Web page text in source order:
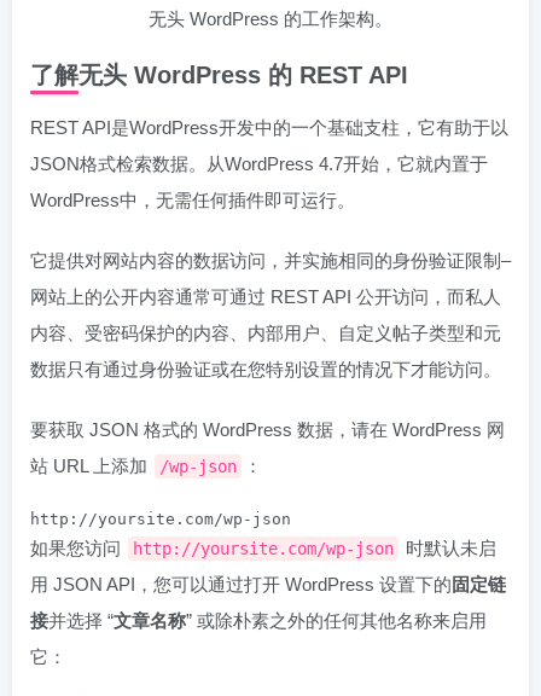
无头 WordPress 的工作架构。
了解无头 WordPress 的 REST API
REST API是WordPress开发中的一个基础支柱，它有助于以
JSON格式检索数据。从WordPress 4.7开始，它就内置于
WordPress中，无需任何插件即可运行。
它提供对网站内容的数据访问，并实施相同的身份验证限制–
网站上的公开内容通常可通过 REST API 公开访问，而私人
内容、受密码保护的内容、内部用户、自定义帖子类型和元
数据只有通过身份验证或在您特别设置的情况下才能访问。
要获取 JSON 格式的 WordPress 数据，请在 WordPress 网
站 URL 上添加
/wp-json ：
http://yoursite.com/wp-json
如果您访问 http://yoursite.com/wp-json
时默认未启
用 JSON API，您可以通过打开 WordPress 设置下的 固定链
接并选择 “文章名称” 或除朴素之外的任何其他名称来启用
它：